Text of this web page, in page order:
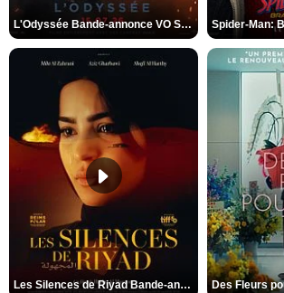
L'Odyssée Bande-annonce VO STFR
Les Silences de Riyad Bande-annonce VO STFR